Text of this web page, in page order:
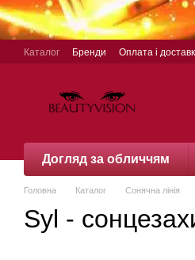
Перейти до основного контенту
Каталог Бренди Оплата і
Догляд за обличчям
Головна Каталог Сонячна лінія
Syl -